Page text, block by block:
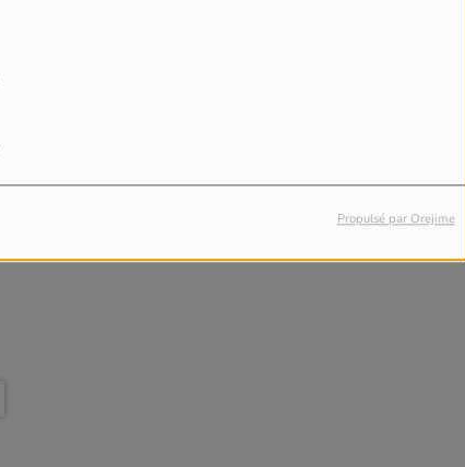
Propulsé par Orejime